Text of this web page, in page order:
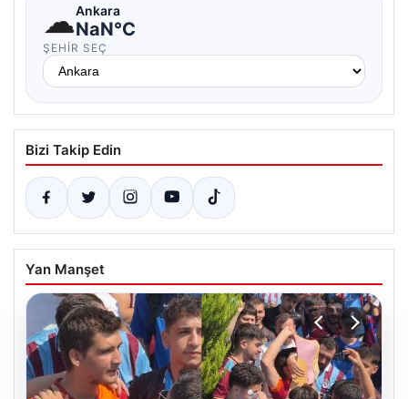
☁Ankara
NaN°C
ŞEHIR SEÇ
Bizi Takip Edin
Yan Manşet